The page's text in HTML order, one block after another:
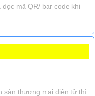
mã QR/ bar code khi
sàn thương mại điện tử thì